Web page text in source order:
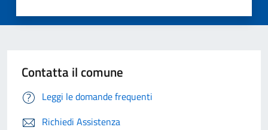
Contatta il comune
Leggi le domande frequenti
Richiedi Assistenza